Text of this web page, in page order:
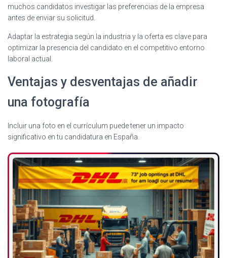
muchos candidatos investigar las preferencias de la empresa
antes de enviar su solicitud.
Adaptar la estrategia según la industria y la oferta es clave para
optimizar la presencia del candidato en el competitivo entorno
laboral actual.
Ventajas y desventajas de añadir
una fotografía
Incluir una foto en el currículum puede tener un impacto
significativo en tu candidatura en España.